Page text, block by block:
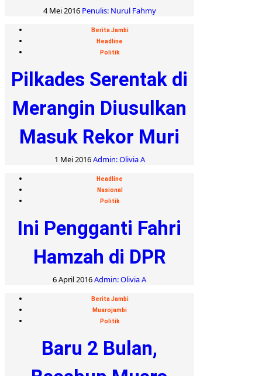
4 Mei 2016 Penulis: Nurul Fahmy
Berita Jambi
Headline
Politik
Pilkades Serentak di
Merangin Diusulkan
Masuk Rekor Muri
1 Mei 2016Admin: Olivia A
Headline
Nasional
Politik
Ini Pengganti Fahri
Hamzah di DPR
6 April 2016Admin: Olivia A
Berita Jambi
Muarojambi
Politik
Baru 2 Bulan,